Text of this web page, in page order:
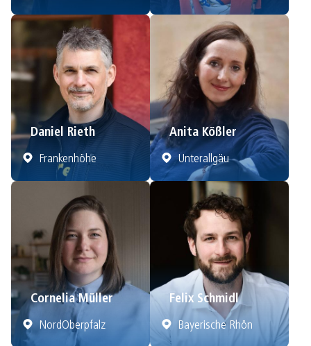
Daniel Rieth
Frankenhöhe
Anita Kößler
Unterallgäu
Cornelia Müller
NordOberpfalz
Felix Schmidl
Bayerische Rhön